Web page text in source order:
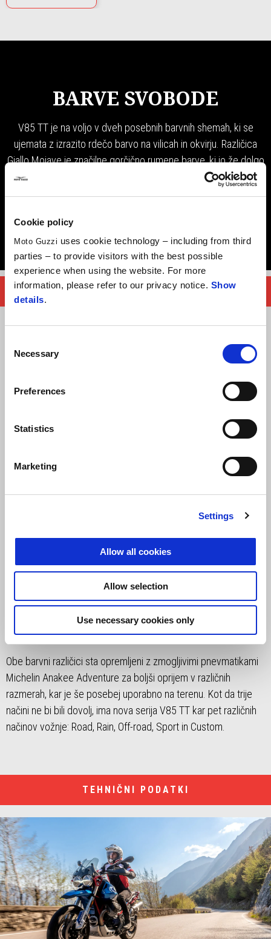
Cookie policy
Moto Guzzi uses cookie technology – including from third
parties – to provide visitors with the best possible
experience when using the website. For more
information, please refer to our privacy notice. Show
details.
Selection
Necessary
Preferences
Statistics
Marketing
Settings
Allow all cookies
Allow selection
Use necessary cookies only
BARVE SVOBODE
V85 TT je na voljo v dveh posebnih barvnih shemah, ki se
ujemata z izrazito rdečo barvo na vilicah in okvirju. Različica
Giallo Mojave je značilne gorčično rumene barve, ki jo že dolgo
povezujejo z modelom V85 TT, medtem ko kombinacija rdeče
PRENESI BROŠURO
OBLIKOVANJE
KONEC POTI ŠE NE POMENI, DA
SE MORA PUSTOLOVŠČINA
KONČATI
Obe barvni različici sta opremljeni z zmogljivimi pnevmatikami
Michelin Anakee Adventure za boljši oprijem v različnih
razmerah, kar je še posebej uporabno na terenu. Kot da trije
načini ne bi bili dovolj, ima nova serija V85 TT kar pet različnih
načinov vožnje: Road, Rain, Off-road, Sport in Custom.
TEHNIČNI PODATKI